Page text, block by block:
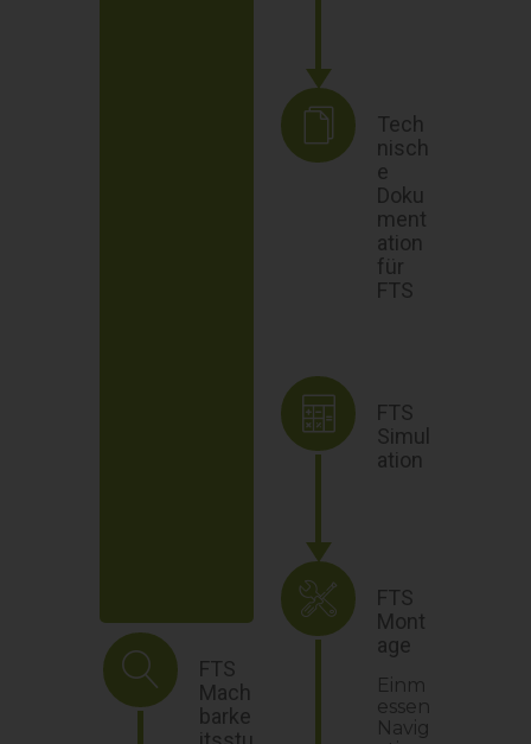
FTS
Mach
barke
Tech
nisch
e
Doku
ment
ation
für
FTS
FTS
Simul
ation
FTS
Mont
age
Einm
essen
Navig